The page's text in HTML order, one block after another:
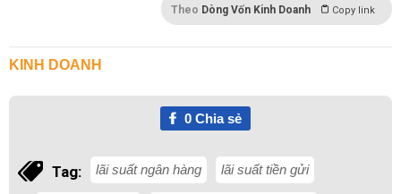
Theo Dòng Vốn Kinh Doanh Copy link
KINH DOANH
0Chia sẻ
Tag: lãi suất ngân hàng lãi suất tiền gửi